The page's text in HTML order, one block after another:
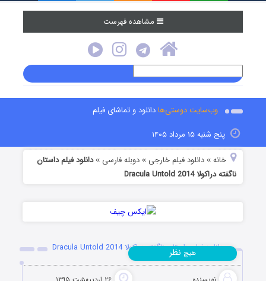
مشاهده فهرست
وب‌سایت دوستی‌هادانلود و تماشای فیلم
پنج شنبه ۱۵ مرداد ۱۴۰۵
خانه »دانلود فیلم خارجی »دوبله فارسی »دانلود فیلم داستان
ناگفته دراکولا Dracula Untold 2014
دانلود فیلم داستان ناگفته دراکولا Dracula Untold 2014
هیچ نظر